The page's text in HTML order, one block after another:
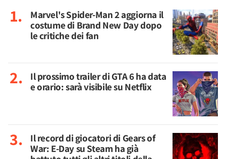
Marvel's Spider-Man 2 aggiorna il
costume di Brand New Day dopo
le critiche dei fan
Il prossimo trailer di GTA 6 ha data
e orario: sarà visibile su Netflix
Il record di giocatori di Gears of
War: E-Day su Steam ha già